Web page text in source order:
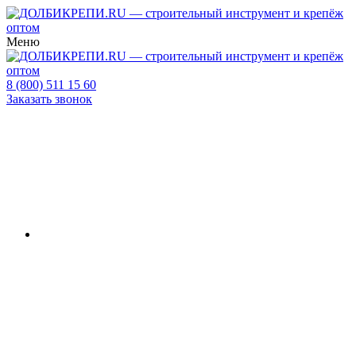
Меню
8 (800) 511 15 60
Заказать звонок